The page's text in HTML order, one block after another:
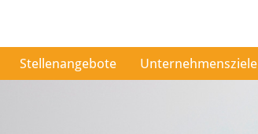
Stellenangebote Unternehmensziele